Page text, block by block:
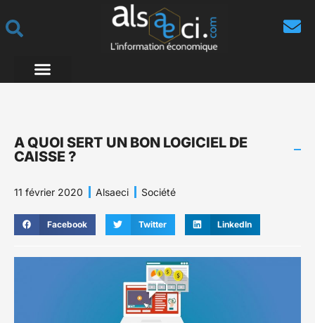
A QUOI SERT UN BON LOGICIEL DE
CAISSE ?
11 février 2020 Alsaeci Société
Facebook Twitter LinkedIn